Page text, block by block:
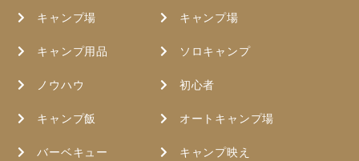
キャンプ場
キャンプ用品
ノウハウ
キャンプ飯
バーベキュー
キャンプ場
ソロキャンプ
初心者
オートキャンプ場
キャンプ映え